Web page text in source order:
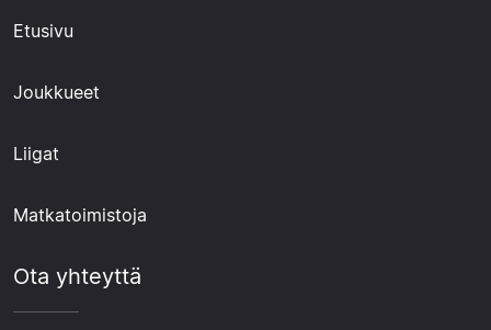
Etusivu
Joukkueet
Liigat
Matkatoimistoja
Ota yhteyttä